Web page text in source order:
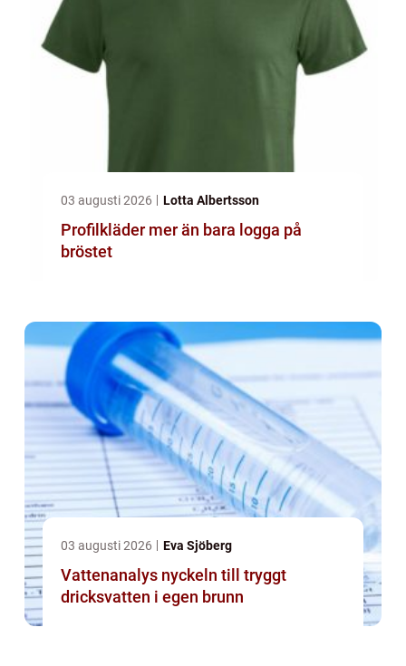
03 augusti 2026 Lotta Albertsson
Profilkläder mer än bara logga på
bröstet
03 augusti 2026 Eva Sjöberg
Vattenanalys nyckeln till tryggt
dricksvatten i egen brunn